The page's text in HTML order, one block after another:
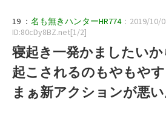
19 ： 名も無きハンターHR774：2019/10/
ID:80cDy8BZ.net[1/2]
寝起き一発かましたい
起こされるのもやもや
まぁ新アクションが悪